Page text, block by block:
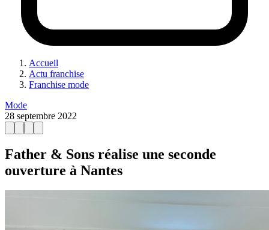
Accueil
Actu franchise
Franchise mode
Mode
28 septembre 2022
Father & Sons réalise une seconde
ouverture à Nantes